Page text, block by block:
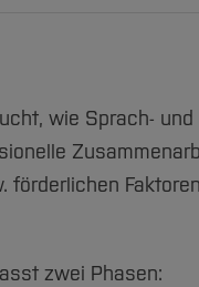
[Inhalt
wie Sprach- und
förderlichen
zwei Phasen: